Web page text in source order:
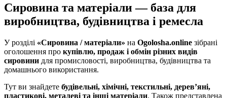
Сировина та матеріали — база для
виробництва, будівництва і ремесла
У розділі «Сировина / матеріали» на Ogolosha.online зібрані
оголошення про купівлю, продаж і обмін різних видів
сировини для промисловості, виробництва, будівництва та
домашнього використання.
Тут ви знайдете будівельні, хімічні, текстильні, дерев’яні,
пластикові, металеві та інші матеріали. Також представлена